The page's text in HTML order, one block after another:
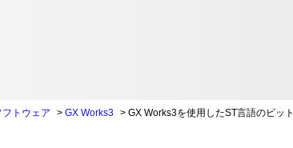
トウェア > GX Works3 > GX Works3を使用したST言語のビット